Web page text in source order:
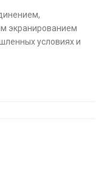
экранированием
условиях и